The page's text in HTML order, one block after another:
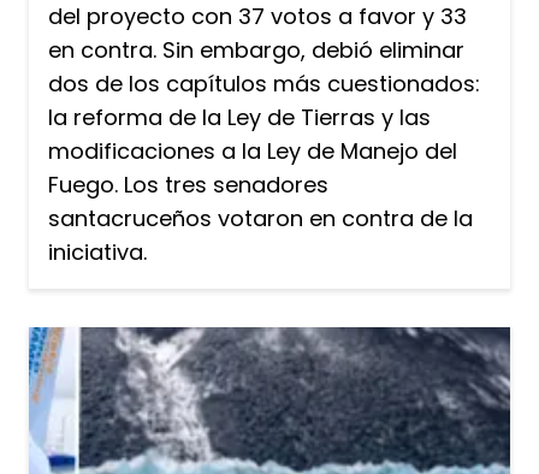
del proyecto con 37 votos a favor y 33
en contra. Sin embargo, debió eliminar
dos de los capítulos más cuestionados:
la reforma de la Ley de Tierras y las
modificaciones a la Ley de Manejo del
Fuego. Los tres senadores
santacruceños votaron en contra de la
iniciativa.